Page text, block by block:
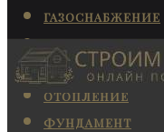
ГАЗОСНАБЖЕНИЕ
КАНАЛИЗАЦИЯ
ОТОПЛЕНИЕ
ФУНДАМЕНТ